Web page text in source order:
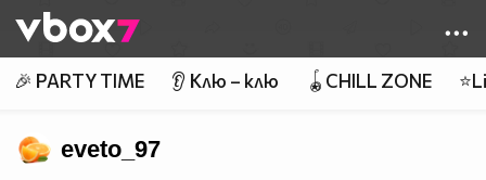
👾
🎉 PARTY TIME 👂 Клю – клю 🪀CHILL ZONE
eveto_97